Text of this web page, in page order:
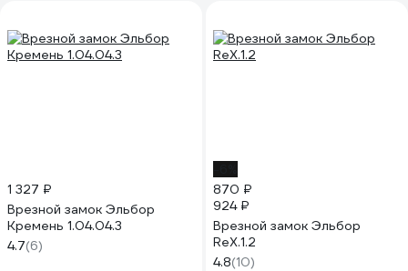
1 327 ₽
Врезной замок Эльбор
Кремень 1.04.04.3
4.7(6)
870 ₽
924 ₽
Врезной замок Эльбор
ReX.1.2
4.8(10)